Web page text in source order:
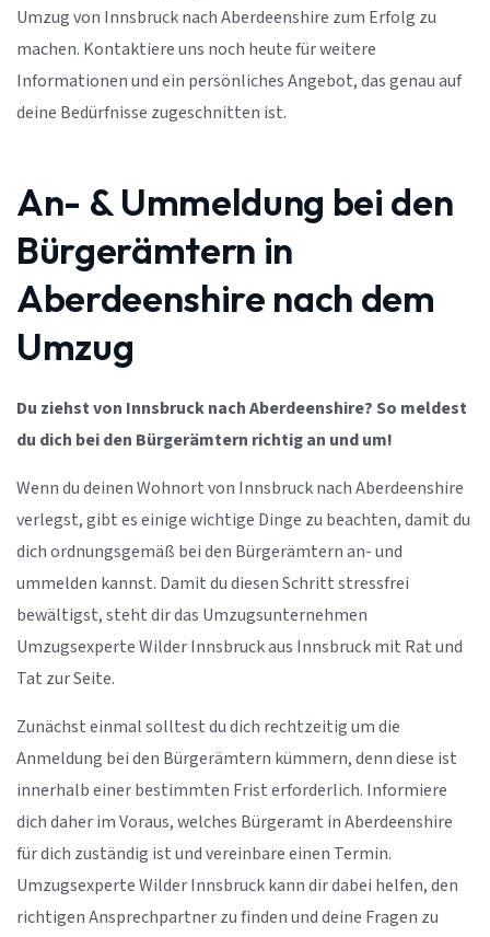
Umzug von Innsbruck nach Aberdeenshire zum Erfolg zu
machen. Kontaktiere uns noch heute für weitere
Informationen und ein persönliches Angebot, das genau auf
deine Bedürfnisse zugeschnitten ist.
An- & Ummeldung bei den
Bürgerämtern in
Aberdeenshire nach dem
Umzug
Du ziehst von Innsbruck nach Aberdeenshire? So meldest
du dich bei den Bürgerämtern richtig an und um!
Wenn du deinen Wohnort von Innsbruck nach Aberdeenshire
verlegst, gibt es einige wichtige Dinge zu beachten, damit du
dich ordnungsgemäß bei den Bürgerämtern an- und
ummelden kannst. Damit du diesen Schritt stressfrei
bewältigst, steht dir das Umzugsunternehmen
Umzugsexperte Wilder Innsbruck aus Innsbruck mit Rat und
Tat zur Seite.
Zunächst einmal solltest du dich rechtzeitig um die
Anmeldung bei den Bürgerämtern kümmern, denn diese ist
innerhalb einer bestimmten Frist erforderlich. Informiere
dich daher im Voraus, welches Bürgeramt in Aberdeenshire
für dich zuständig ist und vereinbare einen Termin.
Umzugsexperte Wilder Innsbruck kann dir dabei helfen, den
richtigen Ansprechpartner zu finden und deine Fragen zu